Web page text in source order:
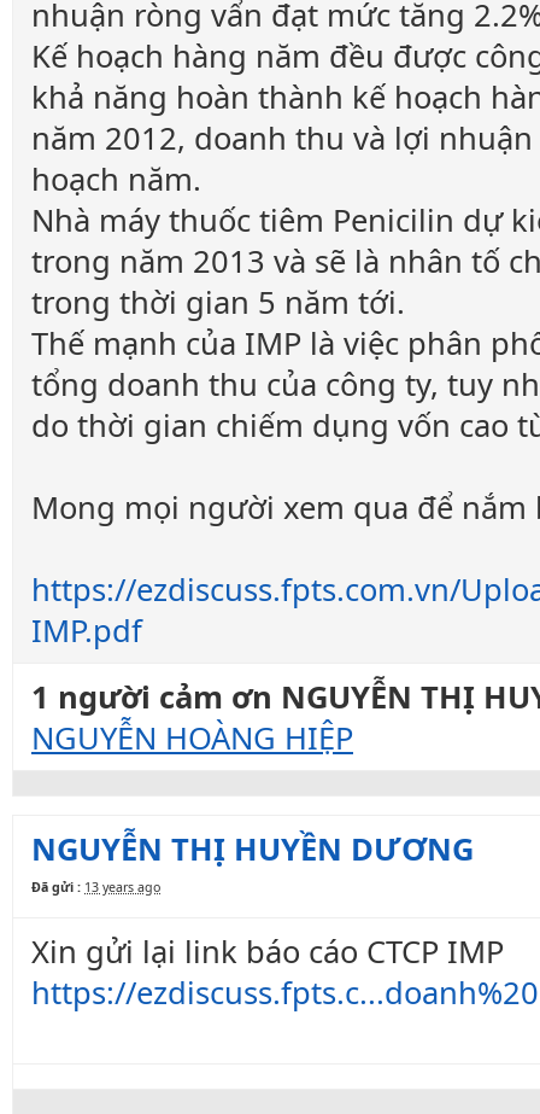
nhuận ròng vẩn đạt mức tăng
Kế hoạch hàng năm đều được
khả năng hoàn thành kế hoạch
năm 2012, doanh thu và lợi
hoạch năm.
Nhà máy thuốc tiêm Penicilin dự
trong năm 2013 và sẽ là nhân tố
trong thời gian 5 năm tới.
Thế mạnh của IMP là việc phân
tổng doanh thu của công ty, tuy
do thời gian chiếm dụng vốn cao
Mong mọi người xem qua để
https://ezdiscuss.fpts.com.vn/
IMP.pdf
1 người cảm ơn NGUYỄN THỊ
NGUYỄN HOÀNG HIỆP
NGUYỄN THỊ HUYỀN DƯƠNG
Đã gửi : 13 years ago
Xin gửi lại link báo cáo CTCP IMP
https://